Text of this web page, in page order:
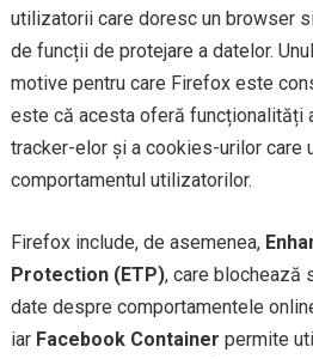
utilizatorii care doresc un browser
de funcții de protejare a datelor.
motive pentru care Firefox este
este că acesta oferă funcționalități
tracker-elor și a cookies-urilor care
comportamentul utilizatorilor.
Firefox include, de asemenea,
Protection (ETP), care blochează
date despre comportamentele
iar Facebook Container permite